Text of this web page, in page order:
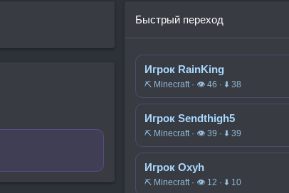
Быстрый переход
Игрок RainKing
⛏️ Minecraft · 👁 46 · ⬇ 38
Игрок Sendthigh5
⛏️ Minecraft · 👁 39 · ⬇ 39
Игрок Oxyh
⛏️ Minecraft · 👁 12 · ⬇ 10